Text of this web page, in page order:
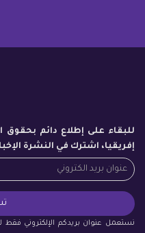
للبقاء على إطلاع دائم
إفريقيا، اشترك في النشرة
نستعمل عنوان بريدكم الإلكتروني فقط